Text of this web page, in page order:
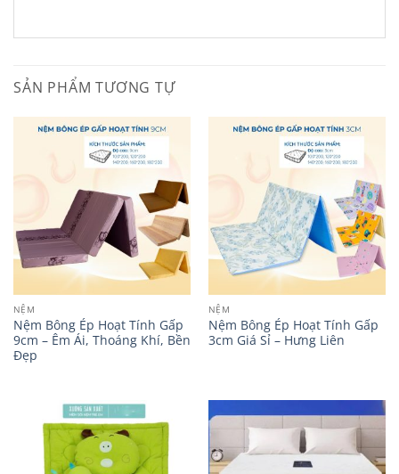
SẢN PHẨM TƯƠNG TỰ
NỆM
Nệm Bông Ép Hoạt Tính Gấp
9cm – Êm Ái, Thoáng Khí, Bền
Đẹp
NỆM
Nệm Bông Ép Hoạt Tính Gấp
3cm Giá Sỉ – Hưng Liên